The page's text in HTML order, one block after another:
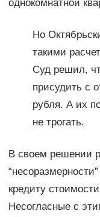
однокомнатной
Но
такими
Суд решил,
присудить с
рубля. А их
не трогать.
В своем решении
кредиту
Несогласные с